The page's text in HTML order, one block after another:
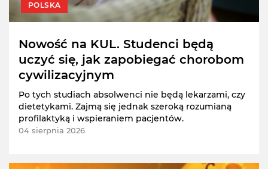
POLSKA
Nowość na KUL. Studenci będą
uczyć się, jak zapobiegać chorobom
cywilizacyjnym
Po tych studiach absolwenci nie będą lekarzami, czy
dietetykami. Zajmą się jednak szeroką rozumianą
profilaktyką i wspieraniem pacjentów.
04 sierpnia 2026